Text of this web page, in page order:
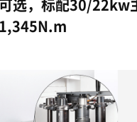
选，标配30/22kw